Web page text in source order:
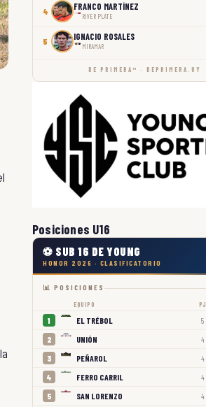
4 FRANCO MARTÍNEZ
RIVER PLATE
5 IGNACIO ROSALES
MIRAMAR
DE PRIMERA™ · DEPRIMERA.UY
Posiciones U16
⚽ SUB 16 DE YOUNG
HONOR 2026 · CLASIFICATORIO
📊 POSICIONES
EQUIPO PJ
1 EL TRÉBOL 5
2 UNIÓN 4
3 PEÑAROL 4
4 FERRO CARRIL 4
5 SAN LORENZO 4